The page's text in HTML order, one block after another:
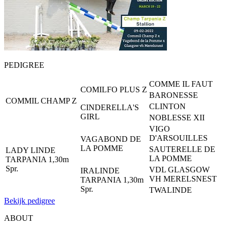
PEDIGREE
COMMIL CHAMP Z
COMILFO PLUS Z
COMME IL FAUT
BARONESSE
CINDERELLA'S
GIRL
CLINTON
NOBLESSE XII
LADY LINDE
TARPANIA 1,30m
Spr.
VAGABOND DE
LA POMME
VIGO
D'ARSOUILLES
SAUTERELLE DE
LA POMME
IRALINDE
TARPANIA 1,30m
Spr.
VDL GLASGOW
VH MERELSNEST
TWALINDE
Bekijk pedigree
ABOUT